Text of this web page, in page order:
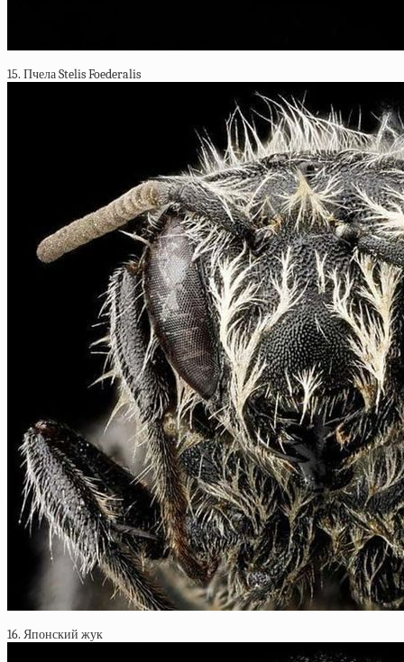
15. Пчела Stelis Foederalis
16. Японский жук